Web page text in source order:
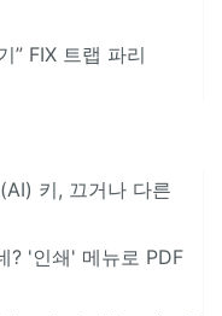
” FIX 트랩 파리
키, 끄거나 다른
? '인쇄' 메뉴로 PDF